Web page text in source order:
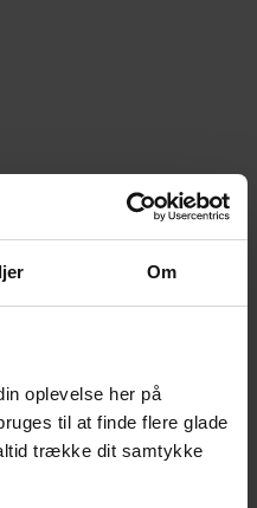
Om
oplevelse her på
til at finde flere glade
trække dit samtykke